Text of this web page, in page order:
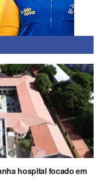
hospital focado em